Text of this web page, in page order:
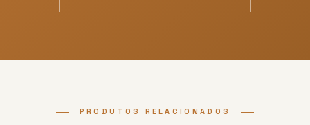
PRODUTOS RELACIONADOS